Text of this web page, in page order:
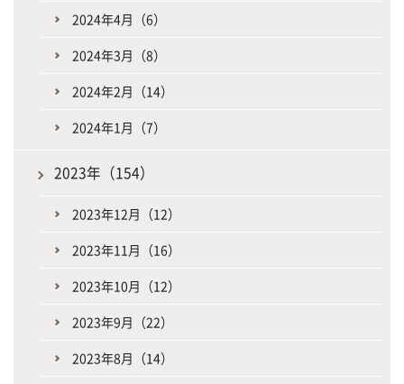
2024年4月（6）
2024年3月（8）
2024年2月（14）
2024年1月（7）
2023年（154）
2023年12月（12）
2023年11月（16）
2023年10月（12）
2023年9月（22）
2023年8月（14）